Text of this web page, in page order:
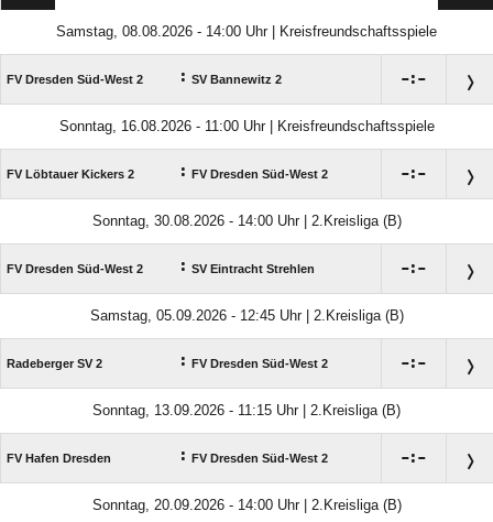
Samstag, 08.08.2026 - 14:00 Uhr | Kreisfreundschaftsspiele
FV Dresden Süd-West 2 : SV Bannewitz 2 :
Sonntag, 16.08.2026 - 11:00 Uhr | Kreisfreundschaftsspiele
FV Löbtauer Kickers 2 : FV Dresden Süd-West 2 :
Sonntag, 30.08.2026 - 14:00 Uhr | 2.Kreisliga (B)
FV Dresden Süd-West 2 : SV Eintracht Strehlen :
Samstag, 05.09.2026 - 12:45 Uhr | 2.Kreisliga (B)
Radeberger SV 2 : FV Dresden Süd-West 2 :
Sonntag, 13.09.2026 - 11:15 Uhr | 2.Kreisliga (B)
FV Hafen Dresden : FV Dresden Süd-West 2 :
Sonntag, 20.09.2026 - 14:00 Uhr | 2.Kreisliga (B)